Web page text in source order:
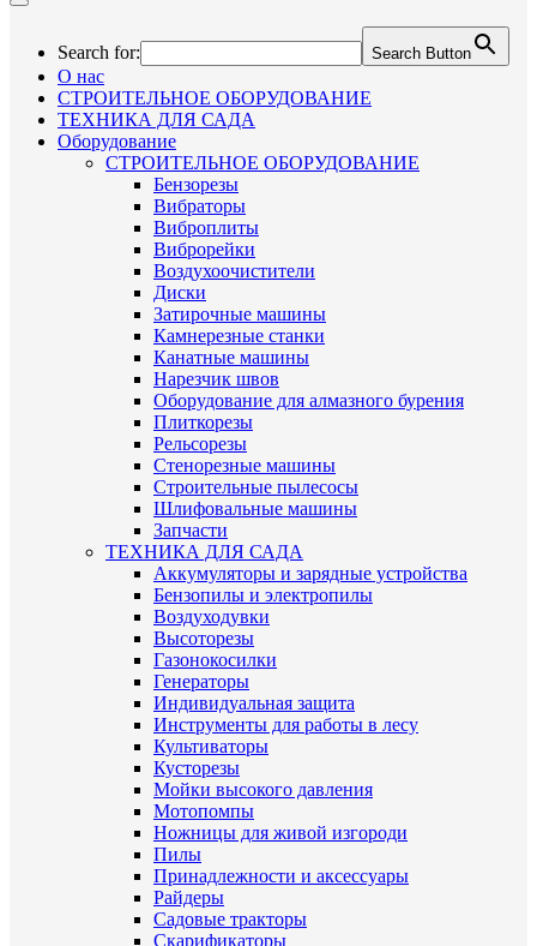
Search for: Search Button
О нас
СТРОИТЕЛЬНОЕ ОБОРУДОВАНИЕ
ТЕХНИКА ДЛЯ САДА
Оборудование
СТРОИТЕЛЬНОЕ ОБОРУДОВАНИЕ
Бензорезы
Вибраторы
Виброплиты
Виброрейки
Воздухоочистители
Диски
Затирочные машины
Камнерезные станки
Канатные машины
Нарезчик швов
Оборудование для алмазного бурения
Плиткорезы
Рельсорезы
Стенорезные машины
Строительные пылесосы
Шлифовальные машины
Запчасти
ТЕХНИКА ДЛЯ САДА
Аккумуляторы и зарядные устройства
Бензопилы и электропилы
Воздуходувки
Высоторезы
Газонокосилки
Генераторы
Индивидуальная защита
Инструменты для работы в лесу
Культиваторы
Кусторезы
Мойки высокого давления
Мотопомпы
Ножницы для живой изгороди
Пилы
Принадлежности и аксессуары
Райдеры
Садовые тракторы
Скарификаторы